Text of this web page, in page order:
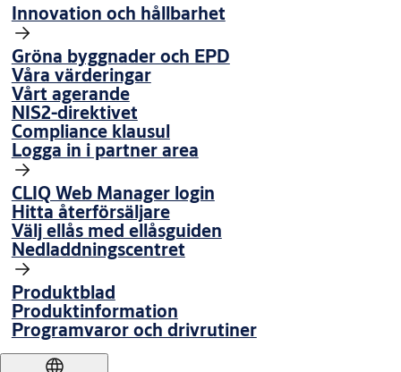
Innovation och hållbarhet
Gröna byggnader och EPD
Våra värderingar
Vårt agerande
NIS2-direktivet
Compliance klausul
Logga in i partner area
CLIQ Web Manager login
Hitta återförsäljare
Välj ellås med ellåsguiden
Nedladdningscentret
Produktblad
Produktinformation
Programvaror och drivrutiner